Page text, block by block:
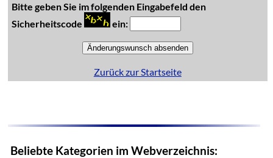
Bitte geben Sie im folgenden Eingabefeld den
Sicherheitscode
ein:
Zurück zur Startseite
Beliebte Kategorien im Webverzeichnis: